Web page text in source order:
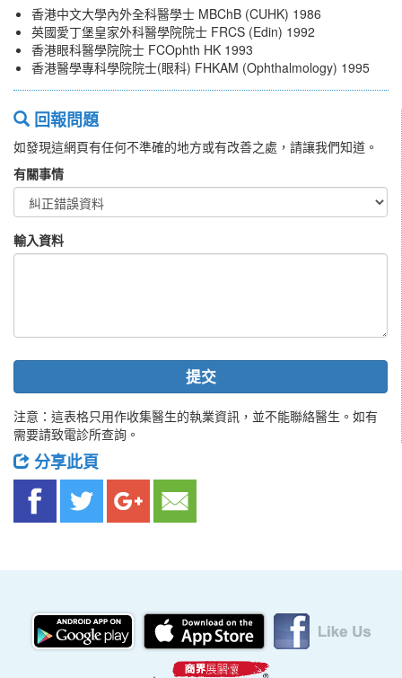
香港中文大學內外全科醫學士 MBChB (CUHK) 1986
英國愛丁堡皇家外科醫學院院士 FRCS (Edin) 1992
香港眼科醫學院院士 FCOphth HK 1993
香港醫學專科學院院士(眼科) FHKAM (Ophthalmology) 1995
回報問題
如發現這網頁有任何不準確的地方或有改善之處，請讓我們知道。
有關事情
輸入資料
提交
注意：這表格只用作收集醫生的執業資訊，並不能聯絡醫生。如有
需要請致電診所查詢。
分享此頁